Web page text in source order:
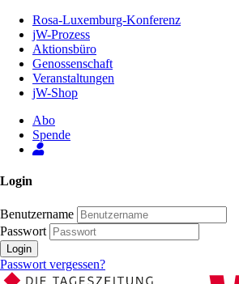
Inhalt
Seite
Rosa-Luxemburg-Konferenz
jW-Prozess
Aktionsbüro
Genossenschaft
Veranstaltungen
jW-Shop
Abo
Spende
Login
Benutzername
Passwort
Login
Passwort vergessen?